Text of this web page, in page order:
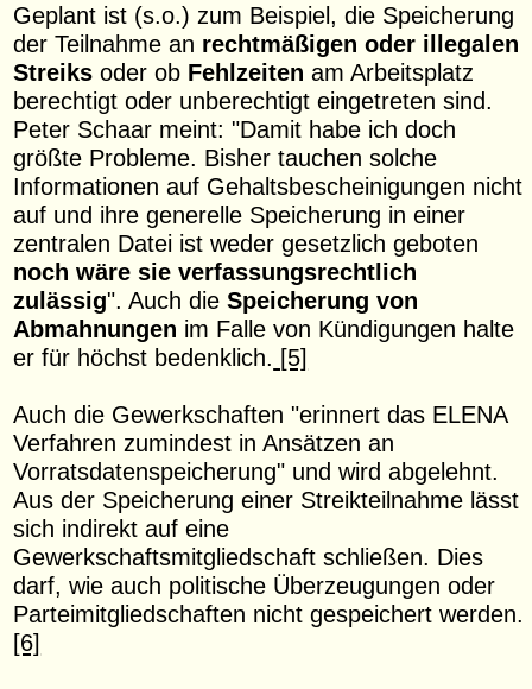
Geplant ist (s.o.) zum Beispiel, die Speicherung
der Teilnahme an rechtmäßigen oder illegalen
Streiks oder ob Fehlzeiten am Arbeitsplatz
berechtigt oder unberechtigt eingetreten sind.
Peter Schaar meint: "Damit habe ich doch
größte Probleme. Bisher tauchen solche
Informationen auf Gehaltsbescheinigungen nicht
auf und ihre generelle Speicherung in einer
zentralen Datei ist weder gesetzlich geboten
noch wäre sie verfassungsrechtlich
zulässig". Auch dieSpeicherung von
Abmahnungen im Falle von Kündigungen halte
er für höchst bedenklich. [5]
Auch die Gewerkschaften "erinnert das ELENA
Verfahren zumindest in Ansätzen an
Vorratsdatenspeicherung" und wird abgelehnt.
Aus der Speicherung einer Streikteilnahme lässt
sich indirekt auf eine
Gewerkschaftsmitgliedschaft schließen. Dies
darf, wie auch politische Überzeugungen oder
Parteimitgliedschaften nicht gespeichert werden.
[6]